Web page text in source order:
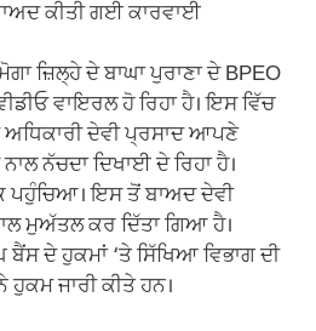
ਕੀਤੀ ਗਈ ਕਾਰਵਾਈ
ਜ਼ਿਲ੍ਹੇ ਦੇ ਬਾਘਾ ਪੁਰਾਣਾ ਦੇ BPEO
ਵਾਇਰਲ ਹੋ ਰਿਹਾ ਹੈ। ਇਸ ਵਿੱਚ
ਦੇਵੀ ਪ੍ਰਸਾਦ ਆਪਣੇ
ਨੱਚਦਾ ਦਿਖਾਈ ਦੇ ਰਿਹਾ ਹੈ।
ਪਹੁੰਚਿਆ। ਇਸ ਤੋਂ ਬਾਅਦ ਦੇਵੀ
ਮੁਅੱਤਲ ਕਰ ਦਿੱਤਾ ਗਿਆ ਹੈ।
ਦੇ ਹੁਕਮਾਂ ‘ਤੇ ਸਿੱਖਿਆ ਵਿਭਾਗ ਦੀ
ਹੁਕਮ ਜਾਰੀ ਕੀਤੇ ਹਨ।